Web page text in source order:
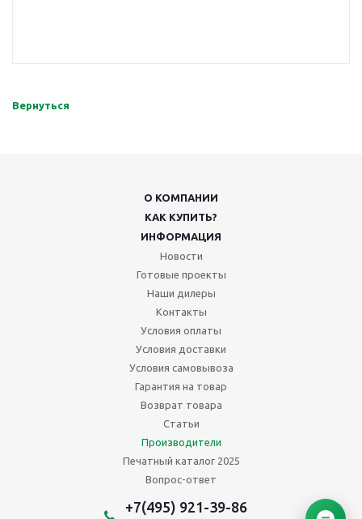
Вернуться
О КОМПАНИИ
КАК КУПИТЬ?
ИНФОРМАЦИЯ
Новости
Готовые проекты
Наши дилеры
Контакты
Условия оплаты
Условия доставки
Условия самовывоза
Гарантия на товар
Возврат товара
Статьи
Производители
Печатный каталог 2025
Вопрос-ответ
+7(495) 921-39-86